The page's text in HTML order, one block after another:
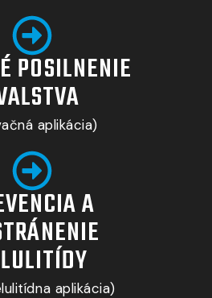
POSILNENIE
aplikácia)
A
aplikácia)